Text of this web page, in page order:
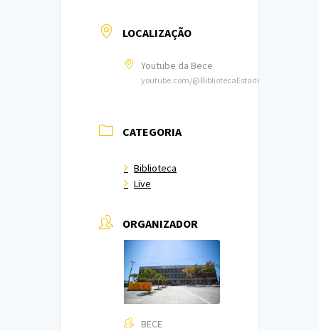
LOCALIZAÇÃO
Youtube da Bece
youtube.com/@BibliotecaEstadualdoCeara
CATEGORIA
Biblioteca
Live
ORGANIZADOR
BECE